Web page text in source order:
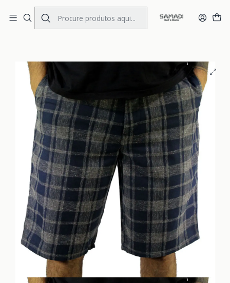
Portes Gratis Portugal e Espanha
MENS CLOTHING Walkshorts Walkshorts DC Lynden